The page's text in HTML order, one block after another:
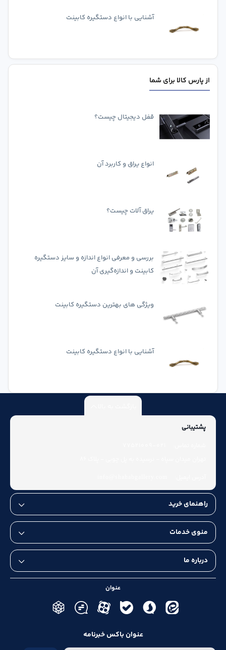
آشنایی با انواع دستگیره کابینت
از پارس کالا برای شما
قفل دیجیتال چیست؟
انواع یراق و کاربرد آن
یراق آلات چیست؟
بررسی و معرفی انواع اندازه و سایز دستگیره
کابینت و اندازه‌گیری آن
ویژگی های بهترین دستگیره کابینت
آشنایی با انواع دستگیره کابینت
پشتیبانی
راهنمای خرید
منوی خدمات
درباره ما
عنوان
عنوان باکس خبرنامه